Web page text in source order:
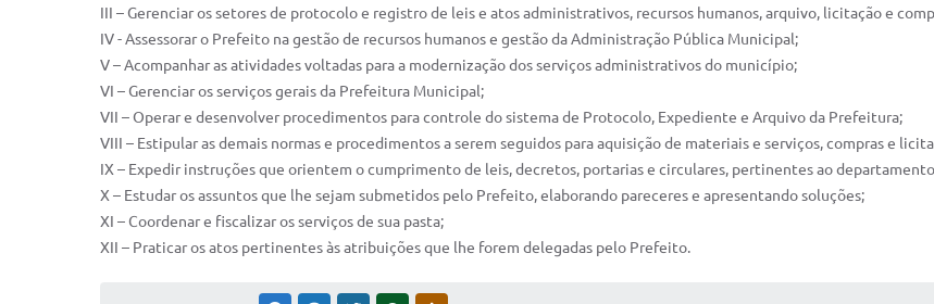
III – Gerenciar os setores de protocolo e registro de leis e atos administrativos, recursos humanos, arquivo, licitação e
IV - Assessorar o Prefeito na gestão de recursos humanos e gestão da Administração Pública Municipal;
V – Acompanhar as atividades voltadas para a modernização dos serviços administrativos do município;
VI – Gerenciar os serviços gerais da Prefeitura Municipal;
VII – Operar e desenvolver procedimentos para controle do sistema de Protocolo, Expediente e Arquivo da Prefeitura;
VIII – Estipular as demais normas e procedimentos a serem seguidos para aquisição de materiais e serviços, compras e
IX – Expedir instruções que orientem o cumprimento de leis, decretos, portarias e circulares, pertinentes ao
X – Estudar os assuntos que lhe sejam submetidos pelo Prefeito, elaborando pareceres e apresentando soluções;
XI – Coordenar e fiscalizar os serviços de sua pasta;
XII – Praticar os atos pertinentes às atribuições que lhe forem delegadas pelo Prefeito.